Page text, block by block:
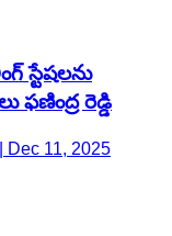
స్టేషలను
ఫణింద్ర రెడ్డి
Dec 11, 2025